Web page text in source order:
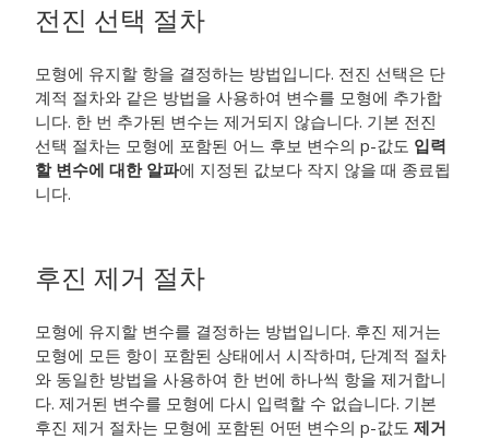
전진 선택 절차
모형에 유지할 항을 결정하는 방법입니다. 전진 선택은 단
계적 절차와 같은 방법을 사용하여 변수를 모형에 추가합
니다. 한 번 추가된 변수는 제거되지 않습니다. 기본 전진
선택 절차는 모형에 포함된 어느 후보 변수의 p-값도 입력
할 변수에 대한 알파에 지정된 값보다 작지 않을 때 종료됩
니다.
후진 제거 절차
모형에 유지할 변수를 결정하는 방법입니다. 후진 제거는
모형에 모든 항이 포함된 상태에서 시작하며, 단계적 절차
와 동일한 방법을 사용하여 한 번에 하나씩 항을 제거합니
다. 제거된 변수를 모형에 다시 입력할 수 없습니다. 기본
후진 제거 절차는 모형에 포함된 어떤 변수의 p-값도 제거